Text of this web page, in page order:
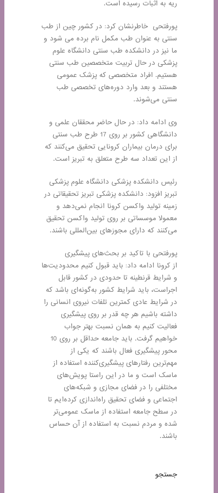
ریه به اثبات رسیده است.
پورفتحی خاطرنشان کرد: در کشور چین از طب
سنتی به عنوان طب مکمل ‌نام برده می شود و
ما نیز در دانشکده طب سنتی دانشگاه علوم
پزشکی در حال تربیت متخصصین طب سنتی
هستیم. افراد متخصصی که پزشک عمومی
هستند و بعد وارد دوره‌های تخصصی طب
سنتی می‌شوند.
وی ادامه داد: در حال حاضر محققان علمی و
دانشگاهی کشور بر روی 17 طرح طب سنتی
برای درمان بیماران کرونایی تحقیق می‌کنند که
از این تعداد سه طرح متعلق به تبریز است.
رئیس دانشکده پزشکی دانشگاه علوم پزشکی
تبریز افزود: دانشکده پزشکی تبریز تحقیقاتی در
زمینه تولید واکسن کرونا انجام نمی‌دهد و
معمولا موسساتی بر روی تولید واکسن تحقیق
می‌کنند که دارای مجوزهای بین‌المللی باشند.
پورفتحی با تاکید بر بحث‌های پیشگیری
از کرونا ادامه داد: باید قبول کنیم محدودیت‌ها
و شرایط قرنطینه تا حدودی در کشور قابل
اجراست، باید شرایط کشور به‌گونه‌ای باشد که
در شرایط عادی کمترین تلفات نیروی انسانی را
داشته باشیم هر چه قدر بر روی پیشگیری
فعالیت کنیم به همان نسبت بهتر جواب
خواهیم گرفت. باید جامعه حداقل بر روی 10
محور پیشگیری فعال باشند که یکی از
مهم‌ترین رفتارهای پیشگیری‌کننده استفاده از
ماسک است و ما در این راستا پویش‌های
مختلفی را در فضای مجازی و شبکه‌های
اجتماعی و فضای تحقیق راه‌اندازی کرده‌ایم تا
در سطح جامعه استفاده از ماسک عمومی‌تر
شده و مردم نسبت به استفاده از آن حساس
باشند.
جستجو